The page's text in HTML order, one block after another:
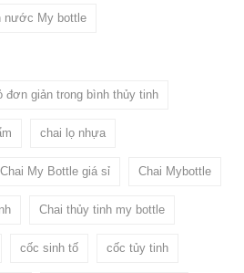
nước My bottle
đơn giản trong bình thủy tinh
chai lọ nhựa
Chai My Bottle giá sỉ Chai Mybottle
Chai thủy tinh my bottle
cốc sinh tố cốc tủy tinh